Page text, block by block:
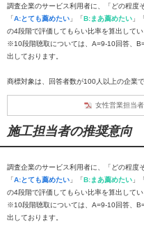
調査企業のサービス利用者に、「どの程度
「A:とても薦めたい 」「B:まあ薦めたい 」
の4段階で評価してもらい比率を算出してい
※10段階聴取については、A=9-10回答、
出しております。
商標対象は、回答者数が100人以上の企業で
女性営業担当
施工担当者の推奨意向
調査企業のサービス利用者に、「どの程度
「A:とても薦めたい 」「B:まあ薦めたい 」
の4段階で評価してもらい比率を算出してい
※10段階聴取については、A=9-10回答、
出しております。